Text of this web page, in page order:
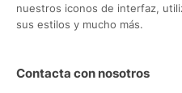
nuestros iconos de interfaz,
sus estilos y mucho más.
Contacta con nosotros